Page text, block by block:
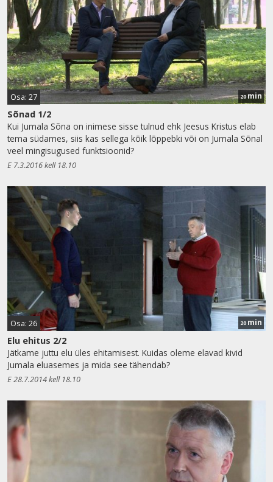
Osa: 27 20min
Sõnad 1/2
Kui Jumala Sõna on inimese sisse tulnud ehk Jeesus Kristus elab
tema südames, siis kas sellega kõik lõppebki või on Jumala Sõnal
veel mingisugused funktsioonid?
E 7.3.2016 kell 18.10
Osa: 26 20 min
Elu ehitus 2/2
Jätkame juttu elu üles ehitamisest. Kuidas oleme elavad kivid
Jumala eluasemes ja mida see tähendab?
E 28.7.2014 kell 18.10